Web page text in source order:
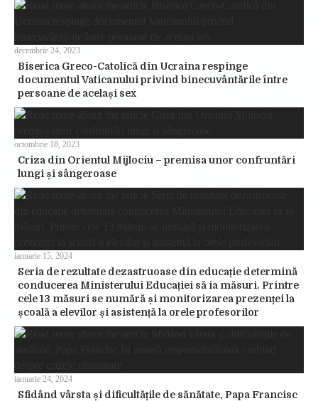
Biserica Greco-Catolică din Ucraina respinge
documentul Vaticanului privind binecuvântările între
persoane de același sex
decembrie 24, 2023
Criza din Orientul Mijlociu – premisa unor confruntări
lungi și sângeroase
octombrie 18, 2023
Seria de rezultate dezastruoase din educație determină
conducerea Ministerului Educației să ia măsuri. Printre
cele 13 măsuri se numără și monitorizarea prezenței la
școală a elevilor și asistență la orele profesorilor
ianuarie 15, 2024
Sfidând vârsta și dificultățile de sănătate, Papa Francisc
ianuarie 24, 2024